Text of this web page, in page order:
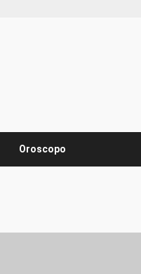
Oroscopo